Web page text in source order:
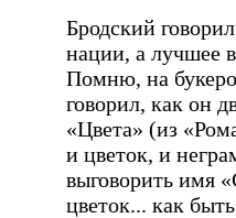
Бродский
нации, а лучшее
Помню, на
говорил, как он
«Цвета» (из
и цветок, и
выговорить имя
цветок... как